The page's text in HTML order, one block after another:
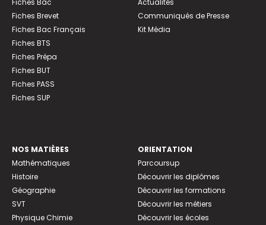
Fiches Bac
Fiches Brevet
Fiches Bac Français
Fiches BTS
Fiches Prépa
Fiches BUT
Fiches PASS
Fiches SUP
Actualités
Communiqués de Presse
Kit Média
NOS MATIÈRES
Mathématiques
Histoire
Géographie
SVT
Physique Chimie
ORIENTATION
Parcoursup
Découvrir les diplômes
Découvrir les formations
Découvrir les métiers
Découvrir les écoles